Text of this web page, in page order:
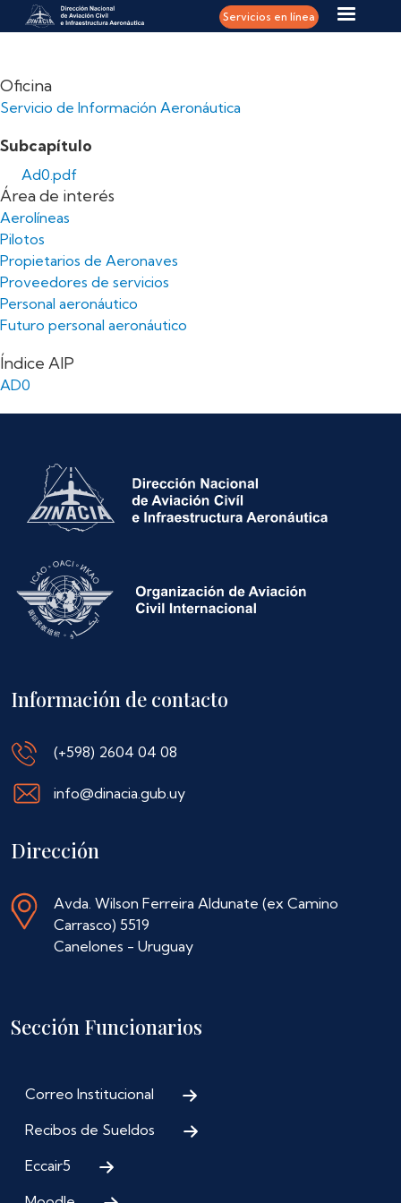
Pasar al contenido principal Servicios en línea
Oficina
Servicio de Información Aeronáutica
Subcapítulo
Ad0.pdf
Área de interés
Aerolíneas
Pilotos
Propietarios de Aeronaves
Proveedores de servicios
Personal aeronáutico
Futuro personal aeronáutico
Índice AIP
AD0
Información de contacto
(+598) 2604 04 08
info@dinacia.gub.uy
Dirección
Avda. Wilson Ferreira Aldunate (ex Camino
Carrasco) 5519
Canelones - Uruguay
Sección Funcionarios
Correo Institucional
Recibos de Sueldos
Eccair5